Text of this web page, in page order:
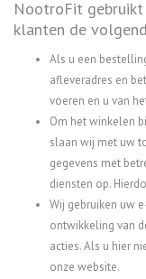
NootroFit gebruikt
klanten de
Als u een
afleveradres en
voeren en u van
Om het winkelen
slaan wij met uw
gegevens met
diensten op.
Wij gebruiken uw
ontwikkeling van
acties. Als u hier
onze website.